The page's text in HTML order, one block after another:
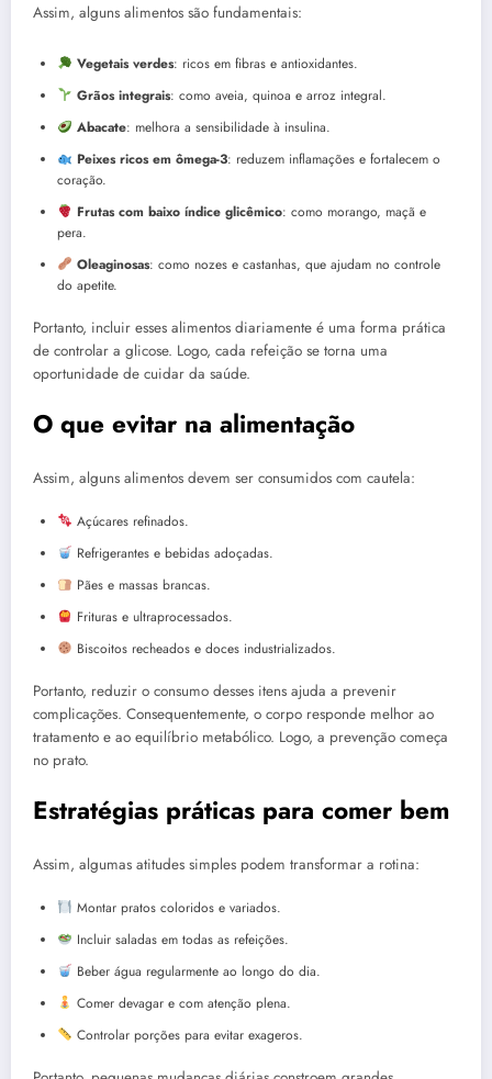
Assim, alguns alimentos são fundamentais:
Vegetais verdes: ricos em fibras e antioxidantes.
Grãos integrais: como aveia, quinoa e arroz integral.
Abacate: melhora a sensibilidade à insulina.
Peixes ricos em ômega-3: reduzem inflamações e fortalecem o
coração.
Frutas com baixo índice glicêmico: como morango, maçã e
pera.
Oleaginosas: como nozes e castanhas, que ajudam no controle
do apetite.
Portanto, incluir esses alimentos diariamente é uma forma prática
de controlar a glicose. Logo, cada refeição se torna uma
oportunidade de cuidar da saúde.
O que evitar na alimentação
Assim, alguns alimentos devem ser consumidos com cautela:
Açúcares refinados.
Refrigerantes e bebidas adoçadas.
Pães e massas brancas.
Frituras e ultraprocessados.
Biscoitos recheados e doces industrializados.
Portanto, reduzir o consumo desses itens ajuda a prevenir
complicações. Consequentemente, o corpo responde melhor ao
tratamento e ao equilíbrio metabólico. Logo, a prevenção começa
no prato.
Estratégias práticas para comer bem
Assim, algumas atitudes simples podem transformar a rotina:
Montar pratos coloridos e variados.
Incluir saladas em todas as refeições.
Beber água regularmente ao longo do dia.
Comer devagar e com atenção plena.
Controlar porções para evitar exageros.